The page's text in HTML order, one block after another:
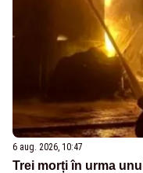
6 aug. 2026, 10:47
Trei morți în urma